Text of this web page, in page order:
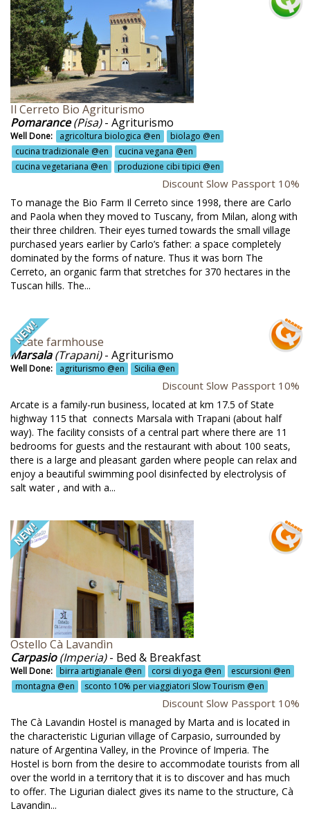
frutta @en
olive @en
ovile @en
riciclata @en
tartufi @en
@en
confetture @en
acque piovane e di scarico @en
@en
storica @en
energetico @en
colazione bio @en
sostenibile @en
@en
energetico @en
idrico @en
ambientale @en
acque di scarico @en
dell'acqua piovana @en
@en
dell'ambiente @en
Maria di Leuca @en
naturale @en
@en
gigante @en
10% passaporto Slow @en
10% passaporto Slow Tourism @en
10% per viaggiatori Slow Tourism @en
@en
naturalistica @en
cinese @en
@en
Il Cerreto Bio Agriturismo
Pomarance(Pisa)- Agriturismo
Well Done: agricoltura biologica @en
biolago @en
cucina tradizionale @en
cucina vegana @en
cucina vegetariana @en
produzione cibi tipici @en
Discount Slow Passport 10%
To manage the Bio Farm Il Cerreto since 1998, there are Carlo
and Paola when they moved to Tuscany, from Milan, along with
their three children. Their eyes turned towards the small village
purchased years earlier by Carlo’s father: a space completely
dominated by the forms of nature. Thus it was born The
Cerreto, an organic farm that stretches for 370 hectares in the
Tuscan hills. The...
Arcate farmhouse
Marsala(Trapani)- Agriturismo
Well Done: agriturismo @en Sicilia @en
Discount Slow Passport 10%
Arcate is a family-run business, located at km 17.5 of State
highway 115 that connects Marsala with Trapani (about half
way). The facility consists of a central part where there are 11
bedrooms for guests and the restaurant with about 100 seats,
there is a large and pleasant garden where people can relax and
enjoy a beautiful swimming pool disinfected by electrolysis of
salt water , and with a...
Ostello Cà Lavandìn
Carpasio(Imperia)- Bed & Breakfast
Well Done: birra artigianale @en corsi di yoga @en
escursioni @en
montagna @en
sconto 10% per viaggiatori Slow Tourism @en
Discount Slow Passport 10%
The Cà Lavandin Hostel is managed by Marta and is located in
the characteristic Ligurian village of Carpasio, surrounded by
nature of Argentina Valley, in the Province of Imperia. The
Hostel is born from the desire to accommodate tourists from all
over the world in a territory that it is to discover and has much
to offer. The Ligurian dialect gives its name to the structure, Cà
Lavandin...